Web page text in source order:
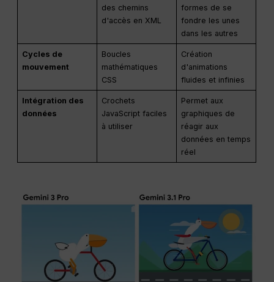
des chemins
d'accès en XML
formes de se
fondre les unes
dans les autres
Cycles de
mouvement
Boucles
mathématiques
CSS
Création
d'animations
fluides et infinies
Intégration des
données
Crochets
JavaScript faciles
à utiliser
Permet aux
graphiques de
réagir aux
données en temps
réel